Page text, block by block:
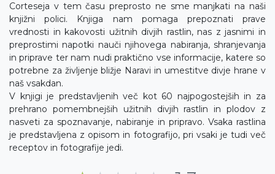
Corteseja v tem času preprosto ne sme manjkati na naši
knjižni polici. Knjiga nam pomaga prepoznati prave
vrednosti in kakovosti užitnih divjih rastlin, nas z jasnimi in
preprostimi napotki nauči njihovega nabiranja, shranjevanja
in priprave ter nam nudi praktično vse informacije, katere so
potrebne za življenje bližje Naravi in umestitve divje hrane v
naš vsakdan.
V knjigi je predstavljenih več kot 60 najpogostejših in za
prehrano pomembnejših užitnih divjih rastlin in plodov z
nasveti za spoznavanje, nabiranje in pripravo. Vsaka rastlina
je predstavljena z opisom in fotografijo, pri vsaki je tudi več
receptov in fotografije jedi.